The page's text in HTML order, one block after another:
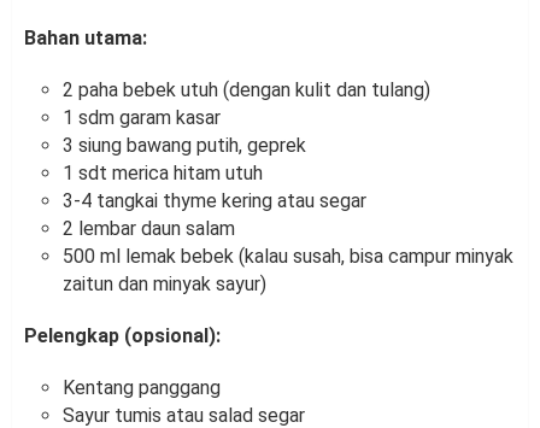
Bahan utama:
2 paha bebek utuh (dengan kulit dan tulang)
1 sdm garam kasar
3 siung bawang putih, geprek
1 sdt merica hitam utuh
3-4 tangkai thyme kering atau segar
2 lembar daun salam
500 ml lemak bebek (kalau susah, bisa campur minyak
zaitun dan minyak sayur)
Pelengkap (opsional):
Kentang panggang
Sayur tumis atau salad segar